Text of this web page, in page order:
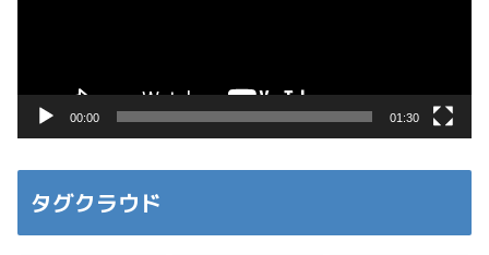
00:00 01:30
タグクラウド